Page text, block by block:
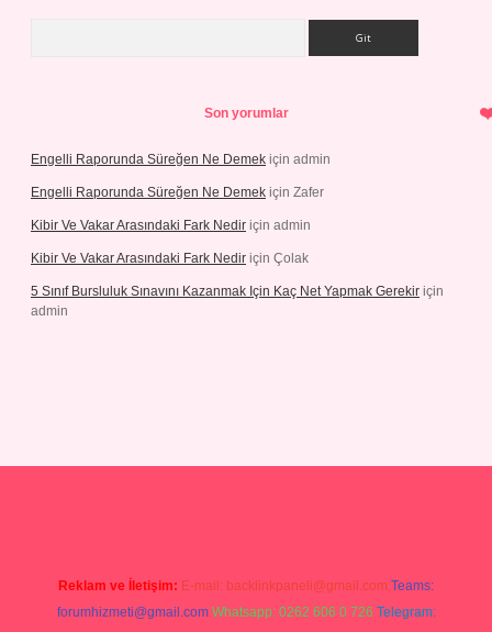
Son yorumlar
Engelli Raporunda Süreğen Ne Demek için admin
Engelli Raporunda Süreğen Ne Demek için Zafer
Kibir Ve Vakar Arasındaki Fark Nedir için admin
Kibir Ve Vakar Arasındaki Fark Nedir için Çolak
5 Sınıf Bursluluk Sınavını Kazanmak Için Kaç Net Yapmak Gerekir için
admin
Reklam ve İletişim: E-mail: backlinkpaneli@gmail.com Teams:
forumhizmeti@gmail.com Whatsapp: 0262 606 0 726 Telegram: